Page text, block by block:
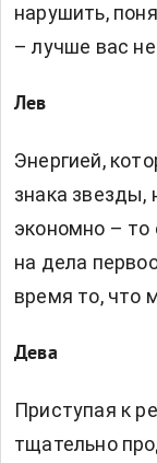
нарушить,
– лучше вас
Лев
Энергией,
знака звезды,
экономно – то
на дела
время то, что
Дева
Приступая к
тщательно